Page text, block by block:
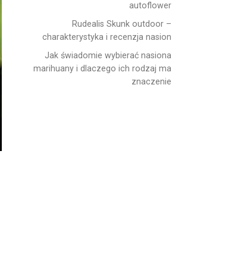
autoflower
Rudealis Skunk outdoor –
charakterystyka i recenzja nasion
Jak świadomie wybierać nasiona
marihuany i dlaczego ich rodzaj ma
znaczenie